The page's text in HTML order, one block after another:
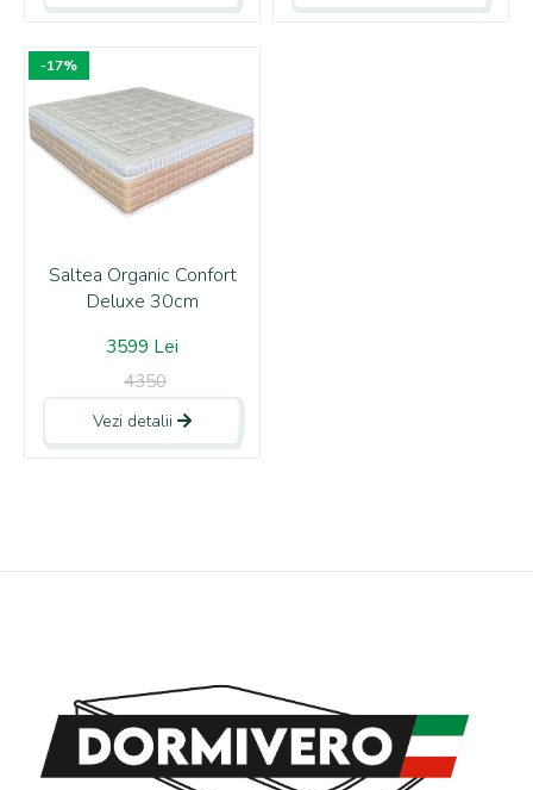
-17%
Saltea Organic Confort
Deluxe 30cm
3599 Lei
4350
Vezi detalii